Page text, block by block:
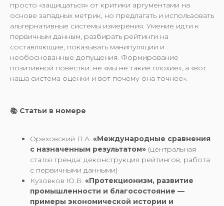
просто «защищаться» от критики аргументами на
основе западных метрик, но предлагать и использовать
альтернативные системы измерения. Умение идти к
первичным данным, разбирать рейтинги на
составляющие, показывать манипуляции и
необоснованные допущения. Формирование
позитивной повестки: не «мы не такие плохие», а «вот
наша система оценки и вот почему она точнее».
📚 Статьи в номере
Ореховский П.А. «Международные сравнения
с назначенным результатом» (центральная
статья тренда: деконструкция рейтингов, работа
с первичными данными)
Кузовков Ю.В. «Протекционизм, развитие
промышленности и благосостояние —
примеры экономической истории и